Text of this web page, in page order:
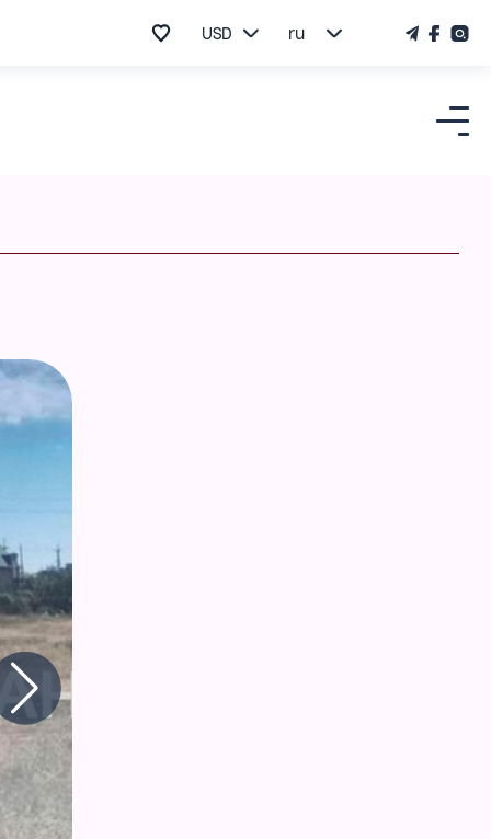
USD ru